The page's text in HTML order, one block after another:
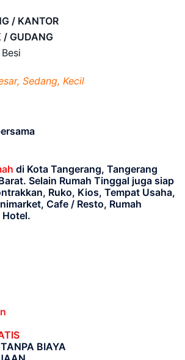
/ KANTOR
/ GUDANG
Sedang, Kecil
di Kota Tangerang, Tangerang
. Selain Rumah Tinggal juga siap
Ruko, Kios, Tempat Usaha,
Cafe / Resto, Rumah
Hotel.
BIAYA